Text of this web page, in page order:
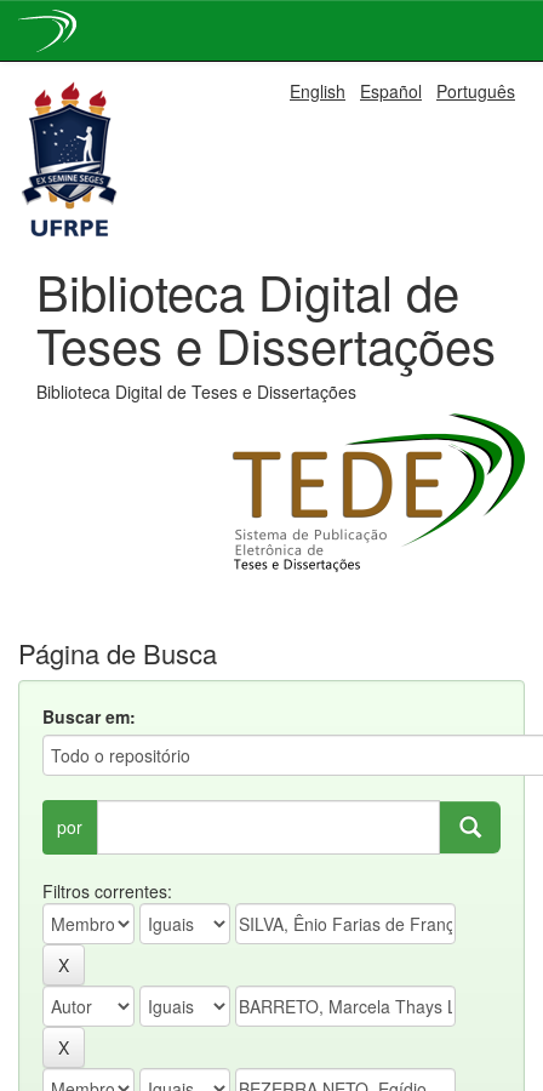
navigation
English Español Português
Biblioteca Digital de
Teses e Dissertações
Biblioteca Digital de Teses e Dissertações
Página de Busca
Buscar em:
por
Filtros correntes: